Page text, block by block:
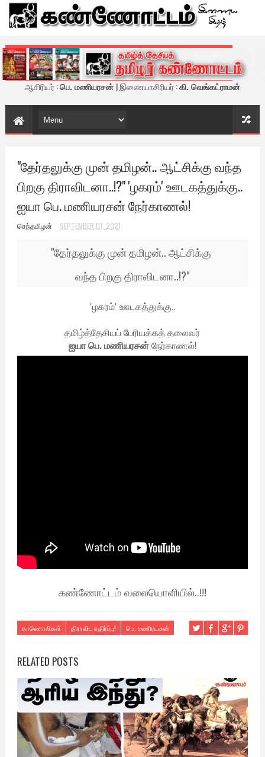
கண்ணோட்டம் - இணைய இதழ்
ஆசிரியர் :பெ. மணியரசன் | இணையாசிரியர் :கி. வெங்கட்ராமன்
"தேர்தலுக்கு முன் தமிழன்.. ஆட்சிக்கு வந்த
பிறகு திராவிடனா..!?" 'ழகரம்' ஊடகத்துக்கு..
ஐயா பெ. மணியரசன் நேர்காணல்!
செந்தமிழன் SEPTEMBER 01, 2021
"தேர்தலுக்கு முன் தமிழன்.. ஆட்சிக்கு
வந்த பிறகு திராவிடனா..!?"
'ழகரம்' ஊடகத்துக்கு..
தமிழ்த்தேசியப் பேரியக்கத் தலைவர்
ஐயா பெ. மணியரசன்நேர்காணல்!
கண்ணோட்டம் வலையொளியில்..!!!
காணொலிகள் திராவிட எதிர்ப்பு! பெ. மணிரயசன்
RELATED POSTS